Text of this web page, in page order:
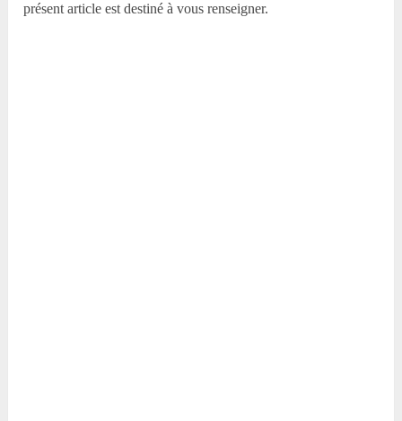
présent article est destiné à vous renseigner.